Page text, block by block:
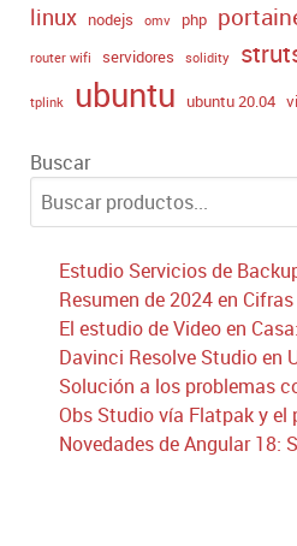
linux nodejs omv php
router wifi servidores solidity
tplink ubuntu ubuntu 20.04
Buscar
Estudio Servicios de
Resumen de 2024 en Cifras
El estudio de Video en
Davinci Resolve Studio en
Solución a los problemas
Obs Studio vía Flatpak y
Novedades de Angular 18: